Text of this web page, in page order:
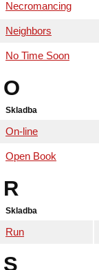
Necromancing
Neighbors
No Time Soon
O
Skladba
On-line
Open Book
R
Skladba
Run
S